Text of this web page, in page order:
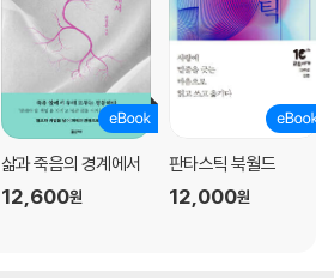
삶과 죽음의 경계에서
12,600원
판타스틱 북월드
12,000원